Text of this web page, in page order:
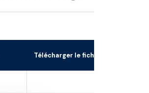
Télécharger le fichier 3D